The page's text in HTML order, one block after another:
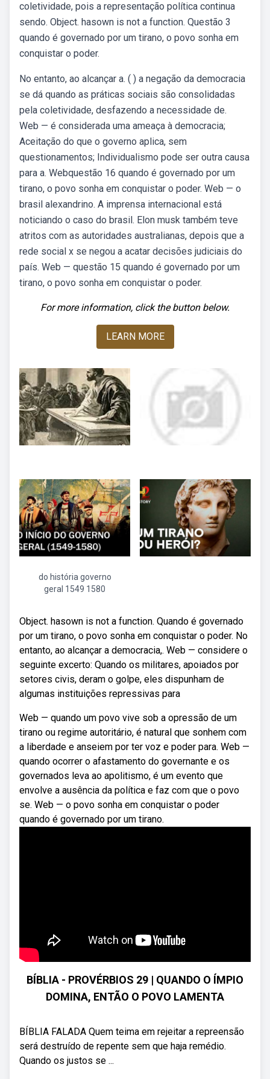
coletividade, pois a representação política continua
sendo. Object. hasown is not a function. Questão 3
quando é governado por um tirano, o povo sonha em
conquistar o poder.
No entanto, ao alcançar a. ( ) a negação da democracia
se dá quando as práticas sociais são consolidadas
pela coletividade, desfazendo a necessidade de.
Web — é considerada uma ameaça à democracia;
Aceitação do que o governo aplica, sem
questionamentos; Individualismo pode ser outra causa
para a. Webquestão 16 quando é governado por um
tirano, o povo sonha em conquistar o poder. Web — o
brasil alexandrino. A imprensa internacional está
noticiando o caso do brasil. Elon musk também teve
atritos com as autoridades australianas, depois que a
rede social x se negou a acatar decisões judiciais do
país. Web — questão 15 quando é governado por um
tirano, o povo sonha em conquistar o poder.
For more information, click the button below.
LEARN MORE
do história governo
geral 1549 1580
Object. hasown is not a function. Quando é governado
por um tirano, o povo sonha em conquistar o poder. No
entanto, ao alcançar a democracia,. Web — considere o
seguinte excerto: Quando os militares, apoiados por
setores civis, deram o golpe, eles dispunham de
algumas instituições repressivas para
Web — quando um povo vive sob a opressão de um
tirano ou regime autoritário, é natural que sonhem com
a liberdade e anseiem por ter voz e poder para. Web —
quando ocorrer o afastamento do governante e os
governados leva ao apolitismo, é um evento que
envolve a ausência da política e faz com que o povo
se. Web — o povo sonha em conquistar o poder
quando é governado por um tirano.
BÍBLIA - PROVÉRBIOS 29 | QUANDO O ÍMPIO
DOMINA, ENTÃO O POVO LAMENTA
BÍBLIA FALADA Quem teima em rejeitar a repreensão
será destruído de repente sem que haja remédio.
Quando os justos se ...